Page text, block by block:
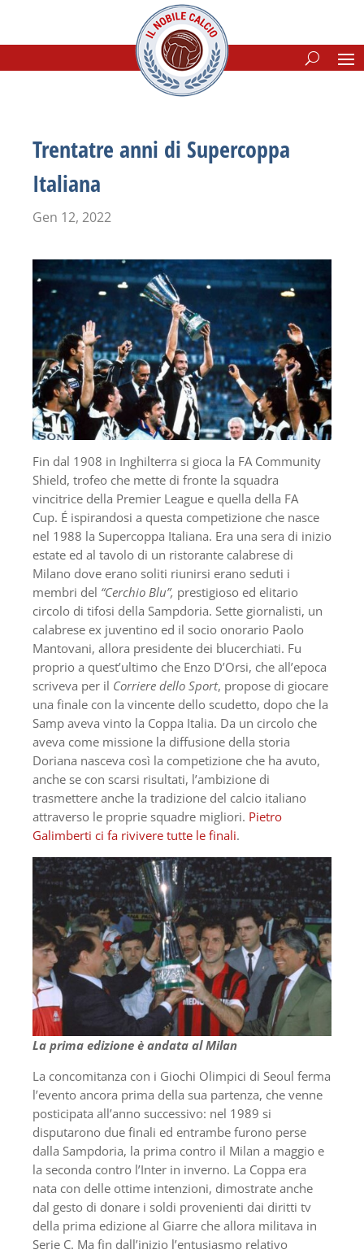
Trentatre anni di Supercoppa
Italiana
Gen 12, 2022
Fin dal 1908 in Inghilterra si gioca la FA Community
Shield, trofeo che mette di fronte la squadra
vincitrice della Premier League e quella della FA
Cup. É ispirandosi a questa competizione che nasce
nel 1988 la Supercoppa Italiana. Era una sera di inizio
estate ed al tavolo di un ristorante calabrese di
Milano dove erano soliti riunirsi erano seduti i
membri del “Cerchio Blu”, prestigioso ed elitario
circolo di tifosi della Sampdoria. Sette giornalisti, un
calabrese ex juventino ed il socio onorario Paolo
Mantovani, allora presidente dei blucerchiati. Fu
proprio a quest’ultimo che Enzo D’Orsi, che all’epoca
scriveva per il Corriere dello Sport, propose di giocare
una finale con la vincente dello scudetto, dopo che la
Samp aveva vinto la Coppa Italia. Da un circolo che
aveva come missione la diffusione della storia
Doriana nasceva così la competizione che ha avuto,
anche se con scarsi risultati, l’ambizione di
trasmettere anche la tradizione del calcio italiano
attraverso le proprie squadre migliori. Pietro
Galimberti ci fa rivivere tutte le finali.
La prima edizione è andata al Milan
La concomitanza con i Giochi Olimpici di Seoul ferma
l’evento ancora prima della sua partenza, che venne
posticipata all’anno successivo: nel 1989 si
disputarono due finali ed entrambe furono perse
dalla Sampdoria, la prima contro il Milan a maggio e
la seconda contro l’Inter in inverno. La Coppa era
nata con delle ottime intenzioni, dimostrate anche
dal gesto di donare i soldi provenienti dai diritti tv
della prima edizione al Giarre che allora militava in
Serie C. Ma fin dall’inizio l’entusiasmo relativo